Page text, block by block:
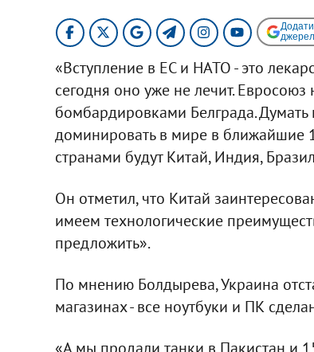
«Вступление в ЕС и НАТО - это
сегодня оно уже не лечит.
бомбардировками Белграда.
доминировать в мире в ближайшие
странами будут Китай, Индия,
Он отметил, что Китай
имеем технологические
предложить».
По мнению Болдырева, Украина
магазинах - все ноутбуки и ПК
«А мы продали танки в Пакистан и